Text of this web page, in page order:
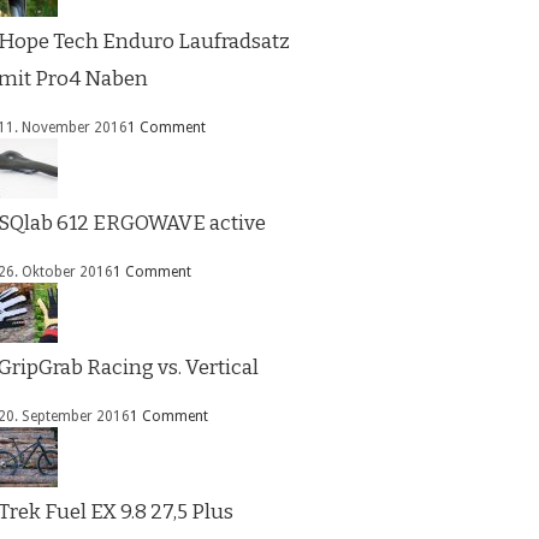
Tech Enduro Laufradsatz
Pro4 Naben
November 20161 Comment
612 ERGOWAVE active
Oktober 20161 Comment
Racing vs. Vertical
September 20161 Comment
Fuel EX 9.8 27,5 Plus